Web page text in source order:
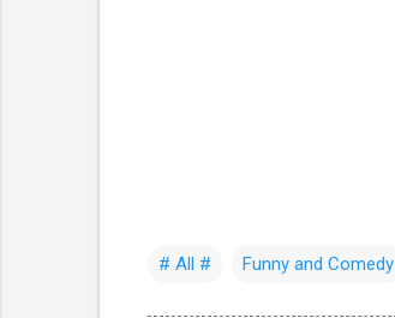
# All # Funny and Comedy